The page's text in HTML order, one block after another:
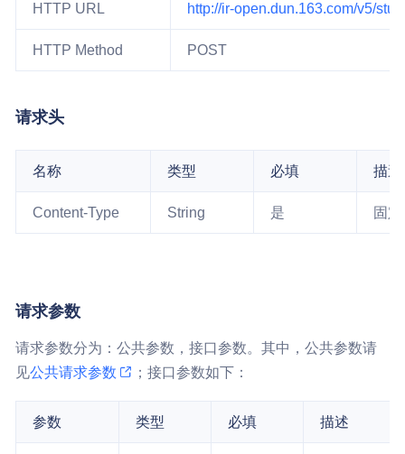
HTTP URL http://ir-open.dun.163.com/v5/
HTTP Method POST
请求头
名称 类型 必填 描述
Content-Type String 是 固
请求参数
请求参数分为：公共参数，接口参数。其中，公共参数请
见公共请求参数 ；接口参数如下：
参数 类型 必填 描述